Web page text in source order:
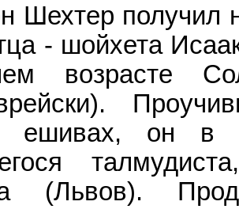
Шехтер получил
- шойхета
возрасте
ешивах, он в
(Львов).